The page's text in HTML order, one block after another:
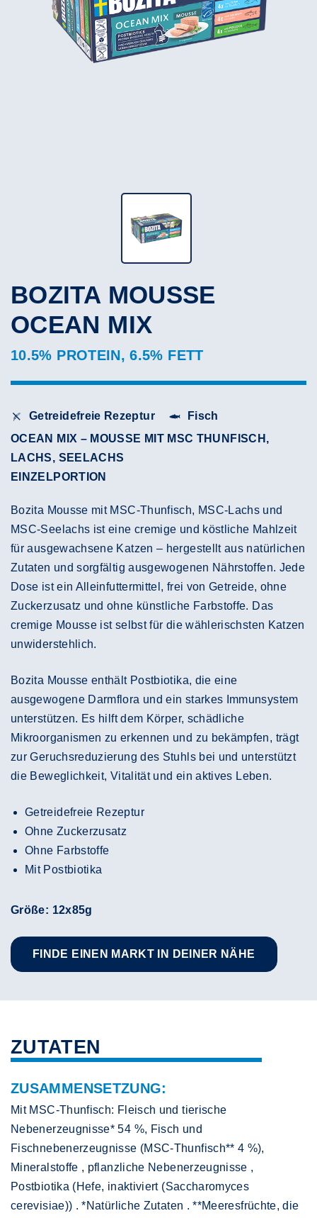
BOZITA MOUSSE
OCEAN MIX
10.5% PROTEIN, 6.5% FETT
Getreidefreie Rezeptur
Fisch
OCEAN MIX – MOUSSE MIT MSC THUNFISCH,
LACHS, SEELACHS
EINZELPORTION
Bozita Mousse mit MSC-Thunfisch, MSC-Lachs und
MSC-Seelachs ist eine cremige und köstliche Mahlzeit
für ausgewachsene Katzen – hergestellt aus natürlichen
Zutaten und sorgfältig ausgewogenen Nährstoffen. Jede
Dose ist ein Alleinfuttermittel, frei von Getreide, ohne
Zuckerzusatz und ohne künstliche Farbstoffe. Das
cremige Mousse ist selbst für die wählerischsten Katzen
unwiderstehlich.
Bozita Mousse enthält Postbiotika, die eine
ausgewogene Darmflora und ein starkes Immunsystem
unterstützen. Es hilft dem Körper, schädliche
Mikroorganismen zu erkennen und zu bekämpfen, trägt
zur Geruchsreduzierung des Stuhls bei und unterstützt
die Beweglichkeit, Vitalität und ein aktives Leben.
Getreidefreie Rezeptur
Ohne Zuckerzusatz
Ohne Farbstoffe
Mit Postbiotika
Größe: 12x85g
FINDE EINEN MARKT IN DEINER NÄHE
ZUTATEN
ZUSAMMENSETZUNG:
Mit MSC-Thunfisch: Fleisch und tierische
Nebenerzeugnisse* 54 %, Fisch und
Fischnebenerzeugnisse (MSC-Thunfisch** 4 %),
Mineralstoffe , pflanzliche Nebenerzeugnisse ,
Postbiotika (Hefe, inaktiviert (Saccharomyces
cerevisiae)) . *Natürliche Zutaten . **Meeresfrüchte, die